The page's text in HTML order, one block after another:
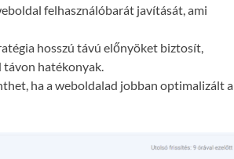
felhasználóbarát javítását, ami
hosszú távú előnyöket biztosít,
hatékonyak.
ha a weboldalad jobban optimalizált a